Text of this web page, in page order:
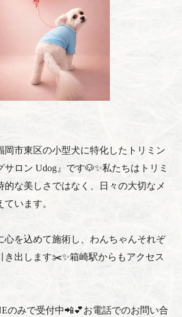
岡市東区の小型犬に特化したトリミン
ロン Udog』です🐶✨私たちはトリミ
的な美しさではなく、日々の大切なメ
います。
心を込めて施術し、わんちゃんそれぞ
き出します✂️✨箱崎駅からもアクセス
のみで受付中📲💕お電話でのお問い合